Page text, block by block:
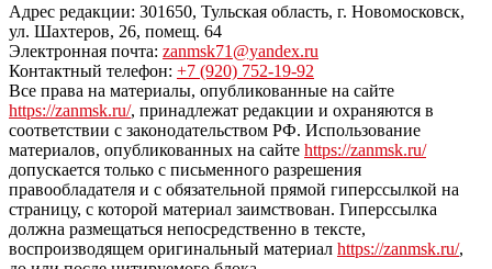
Адрес редакции: 301650, Тульская область, г. Новомосковск,
ул. Шахтеров, 26, помещ. 64
Электронная почта: zanmsk71@yandex.ru
Контактный телефон: +7 (920) 752-19-92
Все права на материалы, опубликованные на сайте
https://zanmsk.ru/, принадлежат редакции и охраняются в
соответствии с законодательством РФ. Использование
материалов, опубликованных на сайте https://zanmsk.ru/
допускается только с письменного разрешения
правообладателя и с обязательной прямой гиперссылкой на
страницу, с которой материал заимствован. Гиперссылка
должна размещаться непосредственно в тексте,
воспроизводящем оригинальный материал https://zanmsk.ru/,